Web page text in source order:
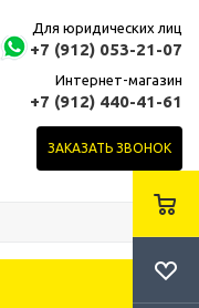
Для юридических лиц
+7 (912) 053-21-07
Интернет-магазин
+7 (912) 440-41-61
ЗАКАЗАТЬ ЗВОНОК